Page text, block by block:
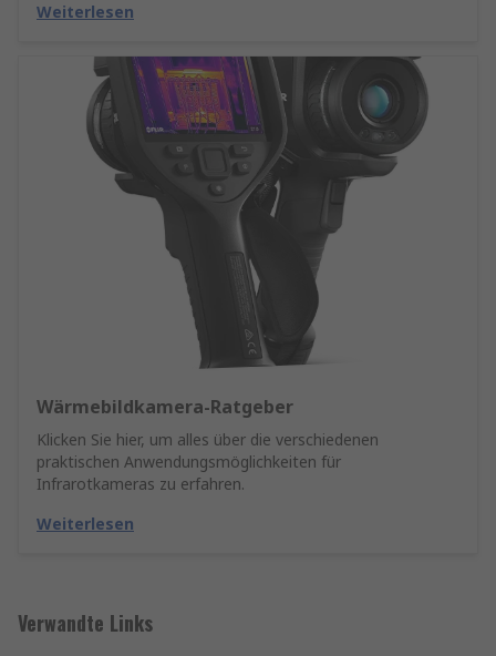
Weiterlesen
Wärmebildkamera-Ratgeber
Klicken Sie hier, um alles über die verschiedenen
praktischen Anwendungsmöglichkeiten für
Infrarotkameras zu erfahren.
Weiterlesen
Verwandte Links